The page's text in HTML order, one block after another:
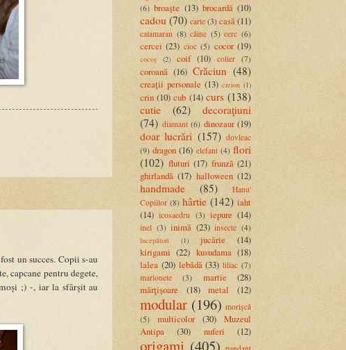
un succes. Copii s-au
capcane pentru degete,
;) -, iar la sfârșit au
(6) broaşte (13) brocardă (10)
cadou (70) carte (3) casă(11)
catamaran (8) câine (5) cerc (6)
cercei (23) cioc (5) cocor (19)
cocoș (2) coif (10) colier (7)
coroană (16) Crăciun (48)
creaţii personale (13) creion (1)
crin (10) cub (14) curs (138)
cutie
(62)
decoraţiuni
(74) diamant (6) dinozaur (19)
doar lucrări (157) dovleac
(9) dragon (16) elefant (4) flori
(102) fluturi (17) frunză (21)
ghirlandă (17) halloween (12)
handmade (85)
Hanu'
Copiilor (8) hârtie (142) iaht
(14) icosaedru (3) iepure (14)
inel (3) inimă (23) insecte (4)
începători (1) jucărie
(14)
kirigami (22) kusudama (18)
lalea (20) lebădă (33) liliac (7)
marionete
(3) martie
(28)
mărţişoare
(18) metal (12)
modular (196) morișcă
(5)
multicolor (30)
Muzeul
Antipa
(30) nuferi (12)
origami (405)